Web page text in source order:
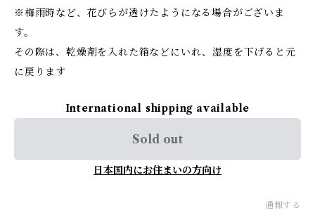
※梅雨時など、花びらが透けたようになる場合がございま
す。
その際は、乾燥剤を入れた箱などにいれ、湿度を下げると元
に戻ります
International shipping available
Sold out
日本国内にお住まいの方向け
通報する